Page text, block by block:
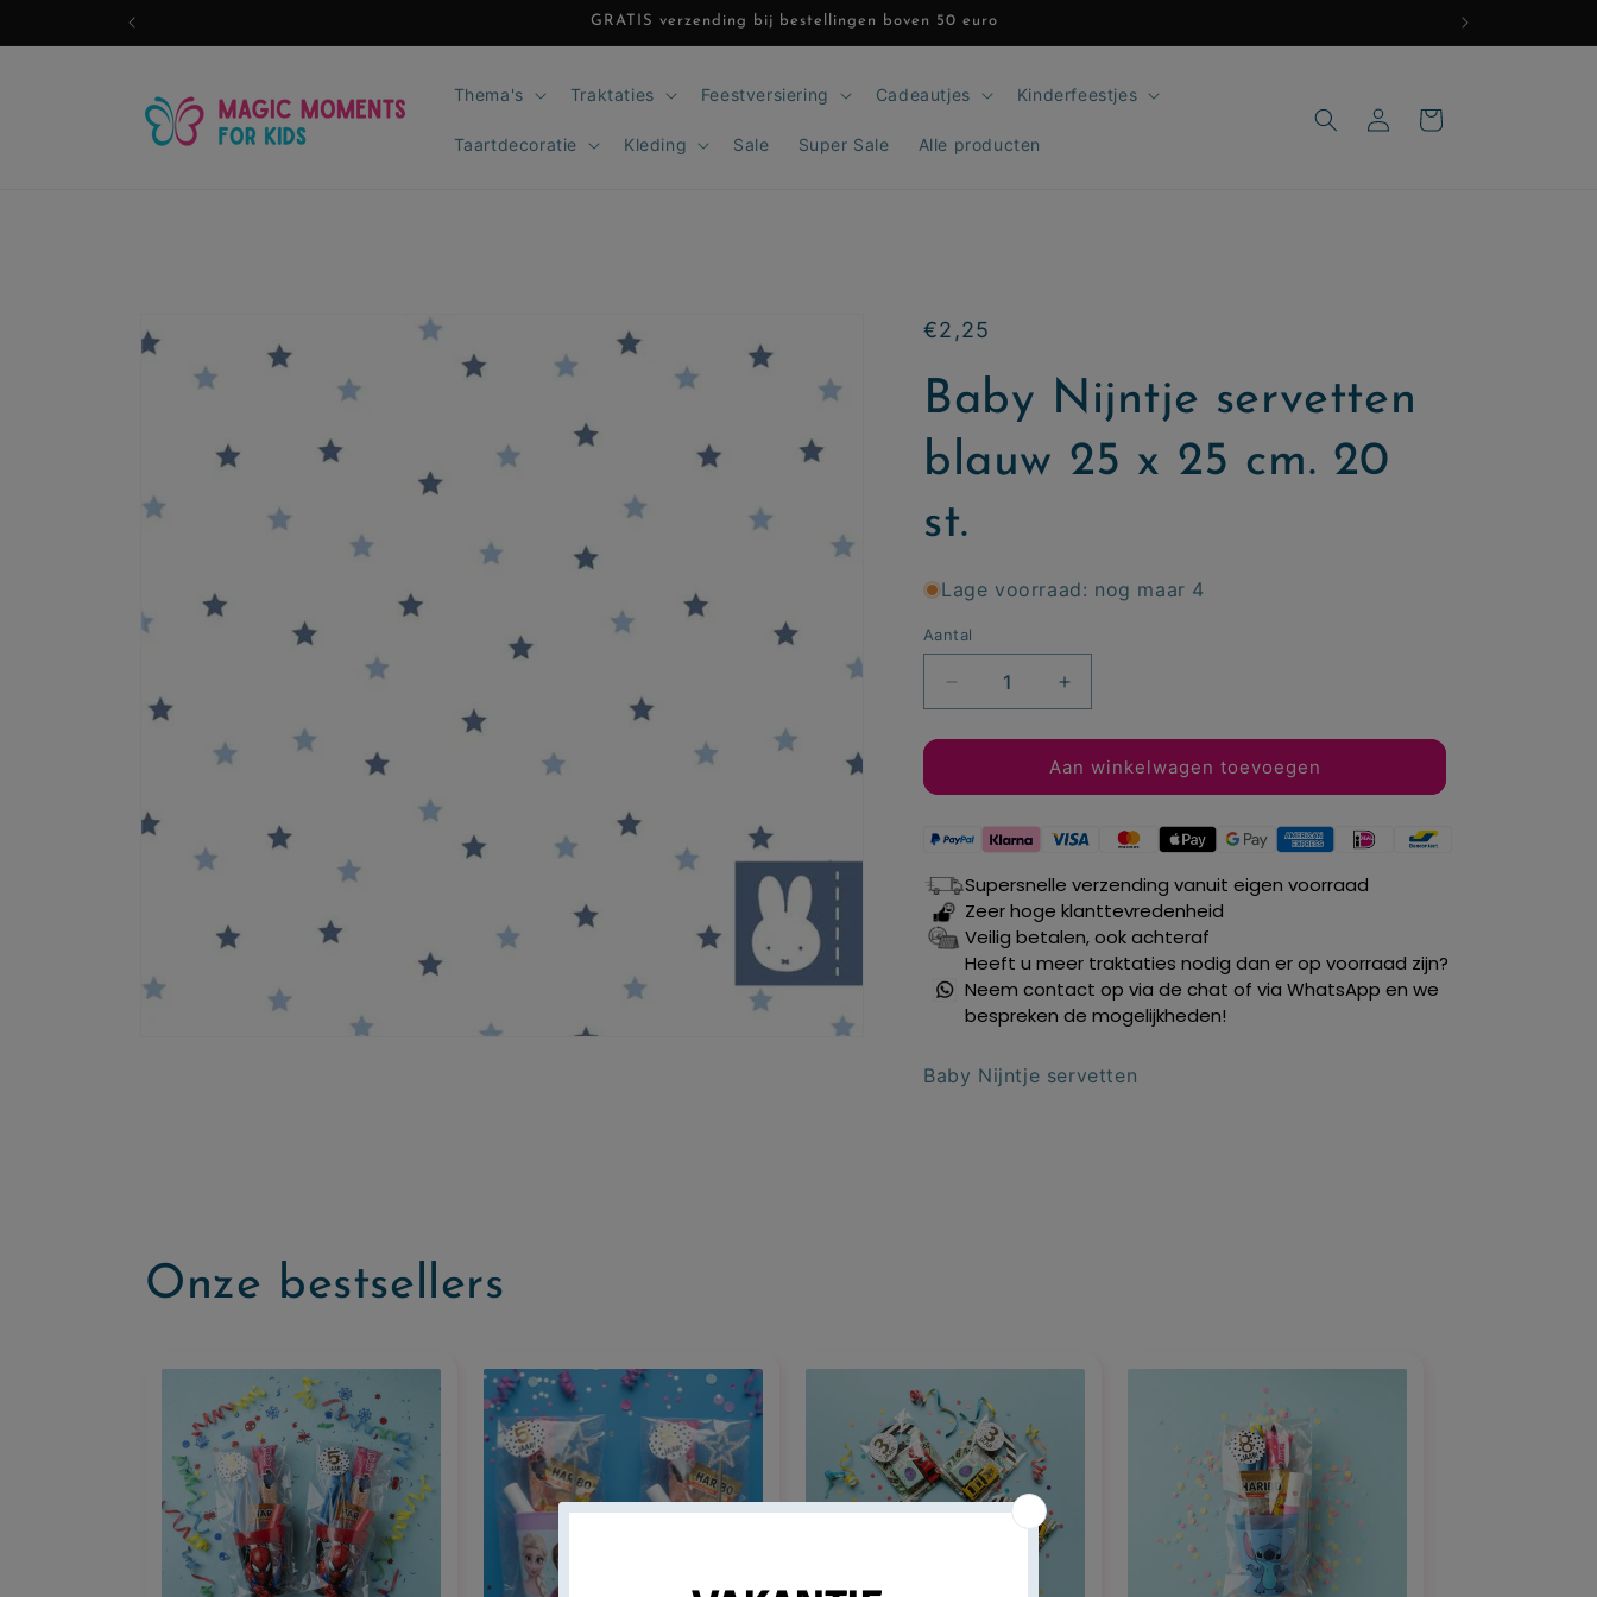
content
GRATIS verzending bij bestellingen boven 50 euro
Thema's Traktaties Feestversiering Cadeautjes Kinderfeestjes
Taartdecoratie Kleding Sale Super Sale Alle producten
Inloggen
Winkelwagen
Ga direct naar
productinformatie
Normale
€2,25
Baby Nijntje servetten
blauw 25 x 25 cm. 20
st.
Lage voorraad: nog maar 4
Aantal
Aantal
verlagen
voor
Nijntje
blauw
x
25
cm.
20
st.
Aantal
verhogen
voor
Baby
Nijntje
blauw
x
25
cm.
20
st.
Aan winkelwagen toevoegen
Supersnelle verzending vanuit eigen voorraad
Zeer hoge klanttevredenheid
Veilig betalen, ook achteraf
Heeft u meer traktaties nodig dan er op voorraad zijn?
Neem contact op via de chat of via WhatsApp en we
bespreken de mogelijkheden!
Baby Nijntje servetten
Onze bestsellers